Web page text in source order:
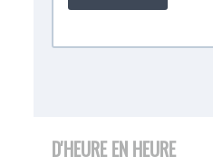
D'HEURE EN HEURE